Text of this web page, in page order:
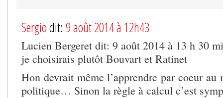
Sergiodit: 9 août 2014 à 12h43
Lucien Bergeret dit: 9 août 2014 à 13 h 30
je choisirais plutôt Bouvart et Ratinet
Hon devrait même l’apprendre par coeur au
politique… Sinon la règle à calcul c’est